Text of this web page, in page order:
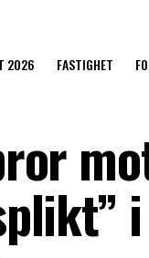
2026 FASTIGHET